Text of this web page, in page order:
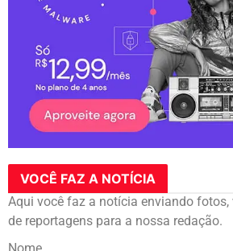
VOCÊ FAZ A NOTÍCIA
Aqui você faz a notícia enviando fotos,
de reportagens para a nossa redação.
Nome